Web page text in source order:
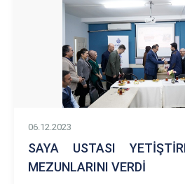
06.12.2023
SAYA USTASI
MEZUNLARINI VERDİ